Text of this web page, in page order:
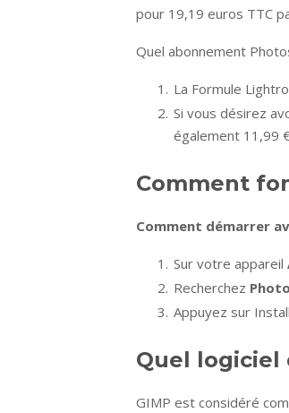
pour 19,19 euros TTC
Quel abonnement
La Formule
Si vous désirez
également 11,99
Comment
Comment démarrer
Sur votre appareil
Recherchez
Appuyez sur
Quel
GIMP est considéré